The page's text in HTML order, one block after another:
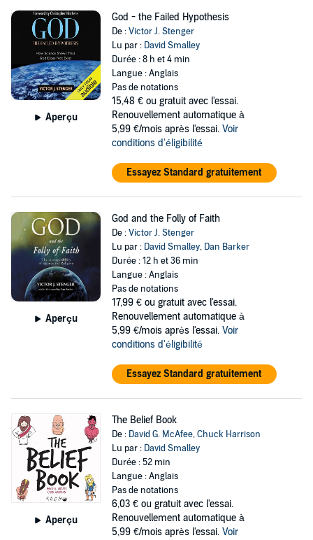
Aperçu
God - the Failed Hypothesis
De :Victor J. Stenger
Lu par : David Smalley
Durée : 8 h et 4 min
Langue : Anglais
Pas de notations
15,48 € ou gratuit avec l'essai.
Renouvellement automatique à
5,99 €/mois après l'essai. Voir
conditions d'éligibilité
Essayez Standard gratuitement
Aperçu
God and the Folly of Faith
De :Victor J. Stenger
Lu par : David Smalley, Dan Barker
Durée : 12 h et 36 min
Langue : Anglais
Pas de notations
17,99 € ou gratuit avec l'essai.
Renouvellement automatique à
5,99 €/mois après l'essai. Voir
conditions d'éligibilité
Essayez Standard gratuitement
Aperçu
The Belief Book
De : David G. McAfee,Chuck Harrison
Lu par : David Smalley
Durée : 52 min
Langue : Anglais
Pas de notations
6,03 € ou gratuit avec l'essai.
Renouvellement automatique à
5,99 €/mois après l'essai. Voir